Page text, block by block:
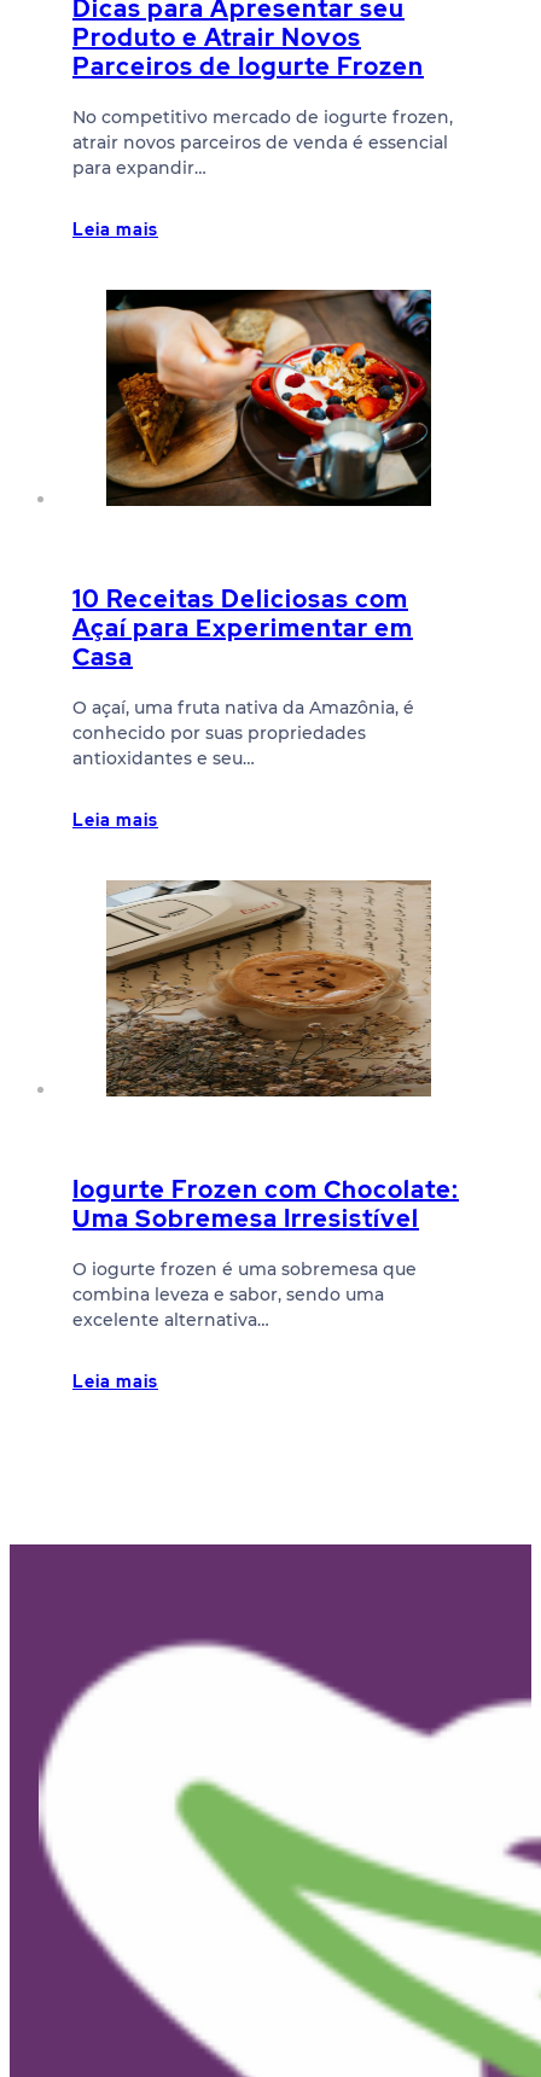
Dicas para Apresentar seu
Produto e Atrair Novos
Parceiros de Iogurte Frozen
No competitivo mercado de iogurte frozen,
atrair novos parceiros de venda é essencial
para expandir…
Leia mais
10 Receitas Deliciosas com
Açaí para Experimentar em
Casa
O açaí, uma fruta nativa da Amazônia, é
conhecido por suas propriedades
antioxidantes e seu…
Leia mais
Iogurte Frozen com Chocolate:
Uma Sobremesa Irresistível
O iogurte frozen é uma sobremesa que
combina leveza e sabor, sendo uma
excelente alternativa…
Leia mais